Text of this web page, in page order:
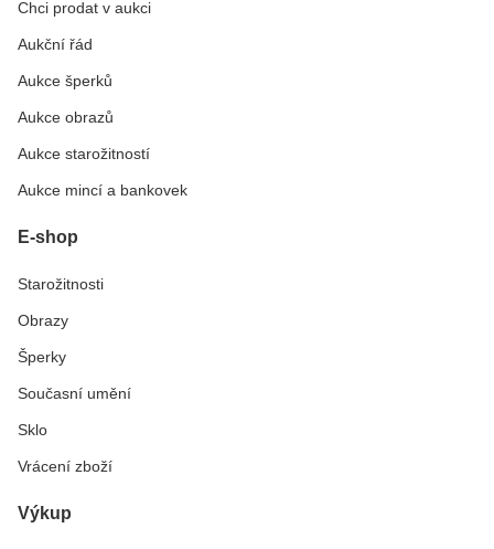
Chci prodat v aukci
Aukční řád
Aukce šperků
Aukce obrazů
Aukce starožitností
Aukce mincí a bankovek
E-shop
Starožitnosti
Obrazy
Šperky
Současní umění
Sklo
Vrácení zboží
Výkup